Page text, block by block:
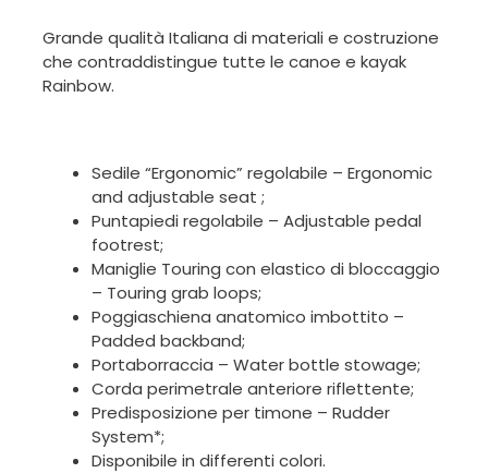
Grande qualità Italiana di materiali e costruzione
che contraddistingue tutte le canoe e kayak
Rainbow.
Sedile “Ergonomic” regolabile – Ergonomic
and adjustable seat ;
Puntapiedi regolabile – Adjustable pedal
footrest;
Maniglie Touring con elastico di bloccaggio
– Touring grab loops;
Poggiaschiena anatomico imbottito –
Padded backband;
Portaborraccia – Water bottle stowage;
Corda perimetrale anteriore riflettente;
Predisposizione per timone – Rudder
System*;
Disponibile in differenti colori.